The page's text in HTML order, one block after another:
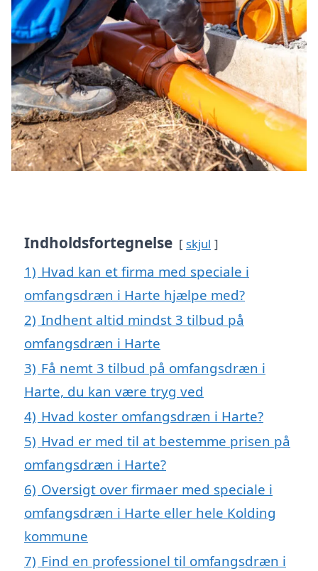
Indholdsfortegnelse skjul
1) Hvad kan et firma med speciale i
omfangsdræn i Harte hjælpe med?
2) Indhent altid mindst 3 tilbud på
omfangsdræn i Harte
3) Få nemt 3 tilbud på omfangsdræn i
Harte, du kan være tryg ved
4) Hvad koster omfangsdræn i Harte?
5) Hvad er med til at bestemme prisen på
omfangsdræn i Harte?
6) Oversigt over firmaer med speciale i
omfangsdræn i Harte eller hele Kolding
kommune
7) Find en professionel til omfangsdræn i